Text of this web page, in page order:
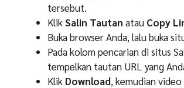
tersebut.
KlikSalin Tautan atau Copy
Buka browser Anda, lalu buka
Pada kolom pencarian di situs
tempelkan tautan URL yang
Klik Download, kemudian